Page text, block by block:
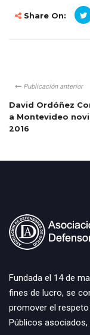
Share On:
Publicación anterior
David Ordóñez
a Montevideo
2016
Fundada el 14 de
fines de lucro, se
promover el
Públicos